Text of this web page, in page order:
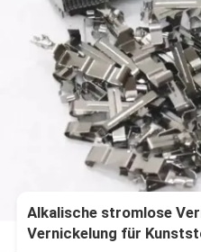
Alkalische stromlose
Vernickelung für